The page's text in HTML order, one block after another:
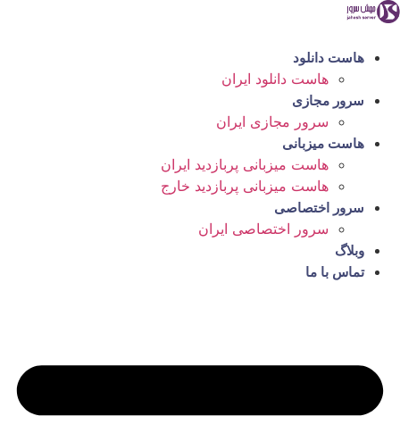
پرش
محتوا
هاست دانلود
هاست دانلود ایران
سرور مجازی
سرور مجازی ایران
هاست میزبانی
هاست میزبانی پربازدید ایران
هاست میزبانی پربازدید خارج
سرور اختصاصی
سرور اختصاصی ایران
وبلاگ
تماس با ما